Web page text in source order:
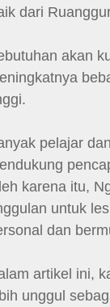
dari
akan
pelajar
karena itu,
untuk
dan
artikel ini,
unggul